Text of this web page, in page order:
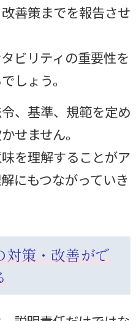
善策までを報告させ
ビリティの重要性を
しょう。
、基準、規範を定め
せません。
を理解することがア
にもつながっていき
対策・改善がで